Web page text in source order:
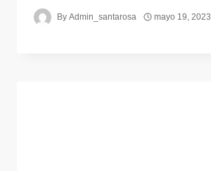
By Admin_santarosa mayo 19, 2023